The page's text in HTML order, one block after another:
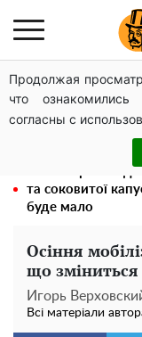
Продолжая
что
согласны с
Гола Олена
щелепи: злив
Олена Тополя
"Антитіла" Тарас
та соковитої
буде мало
Осіння
що зміниться
Игорь
Всі матеріали